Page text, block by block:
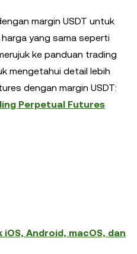
margin USDT untuk
yang sama seperti
ke panduan trading
mengetahui detail lebih
dengan margin USDT:
Perpetual Futures
Android, macOS, dan